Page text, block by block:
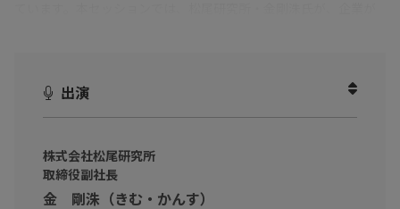
業”に求められる条件を、金融庁と投資の知見を併せ持つ独自の視
出演
株式会社松尾研究所
取締役副社長
金 剛洙（きむ・かんす）